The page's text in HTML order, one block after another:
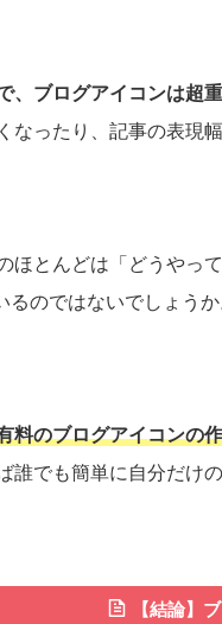
、ブログアイコンは超重
なったり、記事の表現
ほとんどは「どうやっ
のではないでしょうか
料のブログアイコンの
誰でも簡単に自分だけ
【結論】